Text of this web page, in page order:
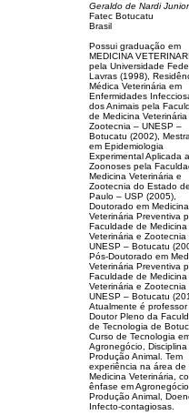
Geraldo de Nardi Junior
Fatec Botucatu
Brasil
Possui graduação em
MEDICINA
pela Universidade
Lavras (1998),
Médica Veterinária em
Enfermidades
dos Animais pela
de Medicina Veterinária
Zootecnia – UNESP –
Botucatu (2002),
em Epidemiologia
Experimental Aplicada a
Zoonoses pela
Medicina Veterinária e
Zootecnia do Estado
Paulo – USP (2005),
Doutorado em Medicina
Veterinária Preventiva
Faculdade de Medicina
Veterinária e Zootecnia
UNESP – Botucatu
Pós-Doutorado em
Veterinária Preventiva
Faculdade de Medicina
Veterinária e Zootecnia
UNESP – Botucatu
Atualmente é professor
Doutor Pleno da
de Tecnologia de
Curso de Tecnologia
Agronegócio, Disciplina
Produção Animal. Tem
experiência na área de
Medicina Veterinária,
ênfase em Agronegócio,
Produção Animal,
Infecto-contagiosas.